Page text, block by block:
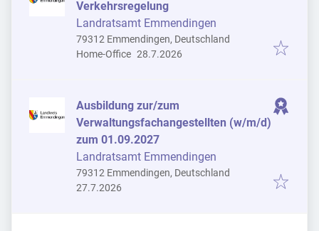
Verkehrsregelung
Landratsamt Emmendingen
79312 Emmendingen, Deutschland
Home-Office Veröffentlicht
28.7.2026
Ausbildung zur/zum
Verwaltungsfachangestellten (w/m/d)
zum 01.09.2027
Landratsamt Emmendingen
79312 Emmendingen, Deutschland
Veröffentlicht
27.7.2026